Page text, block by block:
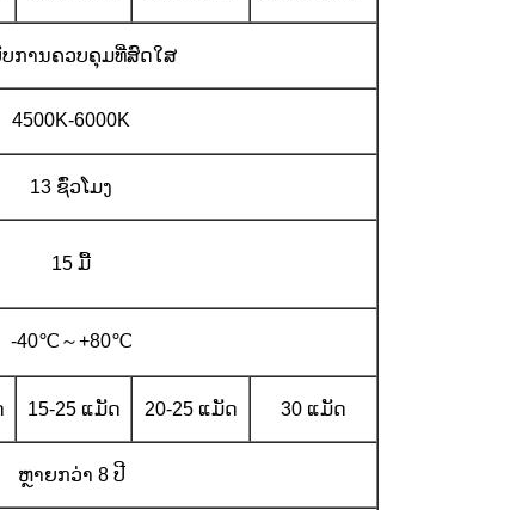
ການຄວບຄຸມທີ່ສົດໃສ
4500K-6000K
13 ຊົ່ວໂມງ
15 ມື້
-40℃～+80℃
15-25 ແມັດ 20-25 ແມັດ 30 ແມັດ
ຫຼາຍກວ່າ 8 ປີ